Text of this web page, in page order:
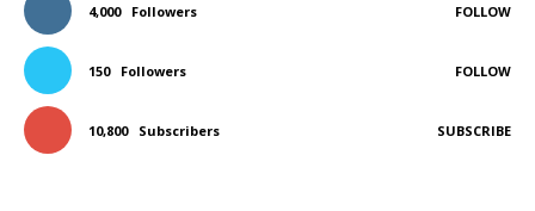
4,000 Followers FOLLOW
150 Followers FOLLOW
10,800 Subscribers SUBSCRIBE